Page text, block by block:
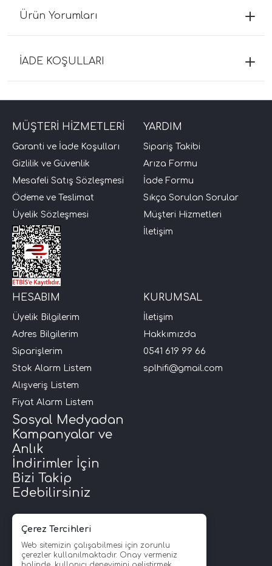
Ürün Yorumları
İADE KOŞULLARI
MÜŞTERİ HİZMETLERİ
Garanti ve İade Koşulları
Gizlilik ve Güvenlik
Mesafeli Satış Sözleşmesi
Ödeme ve Teslimat
Üyelik Sözleşmesi
YARDIM
Sipariş Takibi
Arıza Formu
İade Formu
Sıkça Sorulan Sorular
Müşteri Hizmetleri
İletişim
HESABIM
Üyelik Bilgilerim
Adres Bilgilerim
Siparişlerim
Stok Alarm Listem
Alışveriş Listem
Fiyat Alarm Listem
KURUMSAL
İletişim
Hakkımızda
0541 619 99 66
splhifi@gmail.com
Sosyal Medyadan
Kampanyalar ve
Anlık
İndirimler İçin
Bizi Takip
Edebilirsiniz
Çerez Tercihleri
Web sitemizin çalışabilmesi için zorunlu
çerezler kullanılmaktadır. Onay vermeniz